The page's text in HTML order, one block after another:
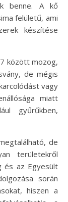
benne. A kő
felületű, ami
készítése
között mozog,
de mégis
vagy
miatt
gyűrűkben,
de
területekről
és az Egyesült
során
hiszen a